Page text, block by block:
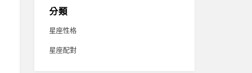
分類
星座性格
星座配對